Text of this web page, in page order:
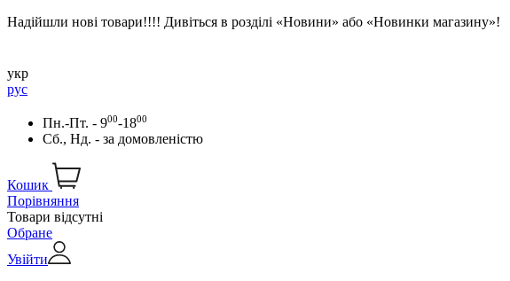
Надійшли нові товари!!!! Дивіться в розділі «Новини» або «Новинки магазину»!
укр
рус
Пн.-Пт. - 900-1800
Сб., Нд. - за домовленістю
Кошик
Порівняння
Товари відсутні
Обране
Увійти